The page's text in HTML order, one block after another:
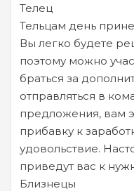
Телец
Тельцам день
Вы легко будете
поэтому можно
браться за
отправляться в
предложения, вам
прибавку к
удовольствие.
приведут вас к
Близнецы